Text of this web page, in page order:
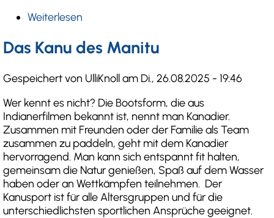
Weiterlesen
Württembergischer
Meistertitel
für
Esslinger
Kanu-
Kooperation
Das Kanu des Manitu
Gespeichert von UlliKnollam Di., 26.08.2025 - 19:46
Wer kennt es nicht? Die Bootsform, die aus
Indianerfilmen bekannt ist, nennt man Kanadier.
Zusammen mit Freunden oder der Familie als Team
zusammen zu paddeln, geht mit dem Kanadier
hervorragend. Man kann sich entspannt fit halten,
gemeinsam die Natur genießen, Spaß auf dem Wasser
haben oder an Wettkämpfen teilnehmen. Der
Kanusport ist für alle Altersgruppen und für die
unterschiedlichsten sportlichen Ansprüche geeignet.